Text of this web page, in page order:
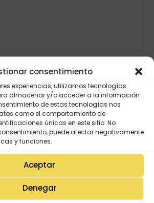
consentimiento
experiencias, utilizamos tecnologías
almacenar y/o acceder a la información
de estas tecnologías nos
como el comportamiento de
únicas en este sitio. No
puede afectar negativamente
y funciones.
Aceptar
Denegar